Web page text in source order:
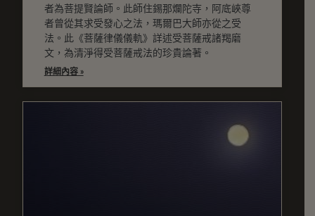
者為菩提賢論師。此師住錫那爛陀寺，阿底峽尊
者曾從其求受發心之法，瑪爾巴大師亦從之受
法。此《菩薩律儀儀軌》詳述受菩薩戒諸羯磨
文，為清淨得受菩薩戒法的珍貴論著。
詳細內容 »